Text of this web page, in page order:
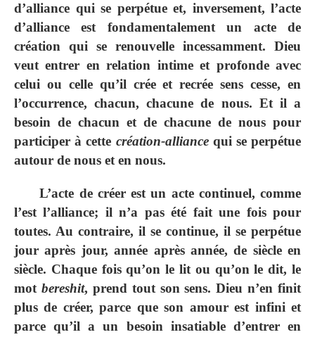
d’alliance qui se perpétue et, inversement, l’acte
d’alliance est fondamentalement un acte de
création qui se renouvelle incessamment. Dieu
veut entrer en relation intime et profonde avec
celui ou celle qu’il crée et recrée sens cesse, en
l’occurrence, chacun, chacune de nous. Et il a
besoin de chacun et de chacune de nous pour
participer à cette création-alliancequi se perpétue
autour de nous et en nous.
L’acte de créer est un acte continuel, comme
l’est l’alliance; il n’a pas été fait une fois pour
toutes. Au contraire, il se continue, il se perpétue
jour après jour, année après année, de siècle en
siècle. Chaque fois qu’on le lit ou qu’on le dit, le
mot bereshit, prend tout son sens. Dieu n’en finit
plus de créer, parce que son amour est infini et
parce qu’il a un besoin insatiable d’entrer en